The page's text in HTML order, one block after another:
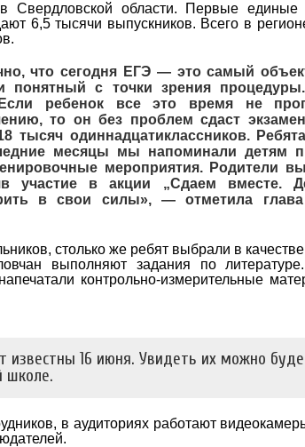
области. Первые единые
6,5 тысячи выпускников. Всего в
что сегодня ЕГЭ — это самый
понятный с точки зрения
ребенок все это время не
то он без проблем сдаст
тысяч одиннадцатиклассников.
месяцы мы напоминали детям
мероприятия. Родители
участие в акции „Сдаем вместе.
в свои силы», — отметила глава
столько же ребят выбрали в
выполняют задания по
контрольно-измерительные
известны 16 июня. Увидеть их можно
школе.
в аудиториях работают